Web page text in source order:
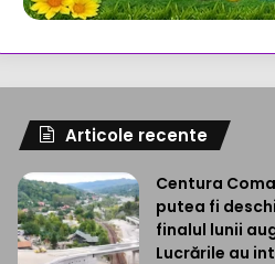
Articole recente
Centura
putea fi
finalul lunii
Lucrările au